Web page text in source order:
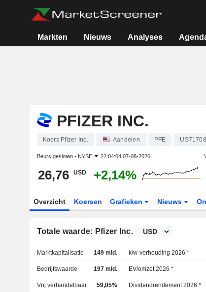
Markten Nieuws Analyses
PFIZER INC.
Koers Pfizer Inc. Aandelen PFE
Beurs gesloten - NYSE 22:04:04 07-08-2026
26,76 USD +2,14%
Overzicht Koersen Grafieken Nieuws
Totale waarde: Pfizer Inc.
Marktkapitalisatie 149 mld. k/w-verhouding 2026 *
Bedrijfswaarde 197 mld. EV/omzet 2026 *
Vrij verhandelbaar 59,05% Dividendrendement 2026 *